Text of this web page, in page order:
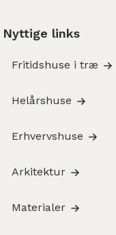
Nyttige links
Fritidshuse i træ
Helårshuse
Erhvervshuse
Arkitektur
Materialer